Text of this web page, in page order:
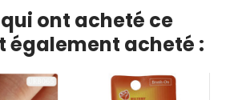
ont acheté ce
également acheté :